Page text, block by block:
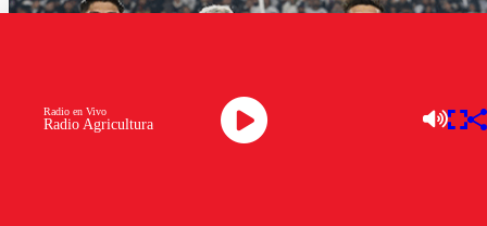
Radio Agricultura
Radio en Vivo